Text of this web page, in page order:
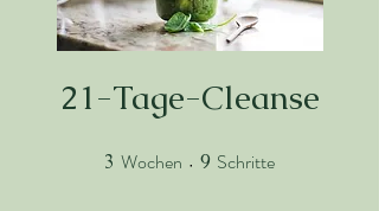
21-Tage-Cleanse
3 Wochen 3 Wochen
9 Schritte